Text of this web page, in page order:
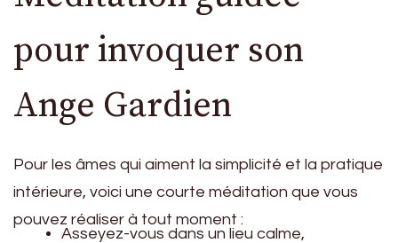
pour invoquer son
Ange Gardien
Pour les âmes qui aiment la simplicité et la pratique
intérieure, voici une courte méditation que vous
pouvez réaliser à tout moment :
Asseyez-vous dans un lieu calme,